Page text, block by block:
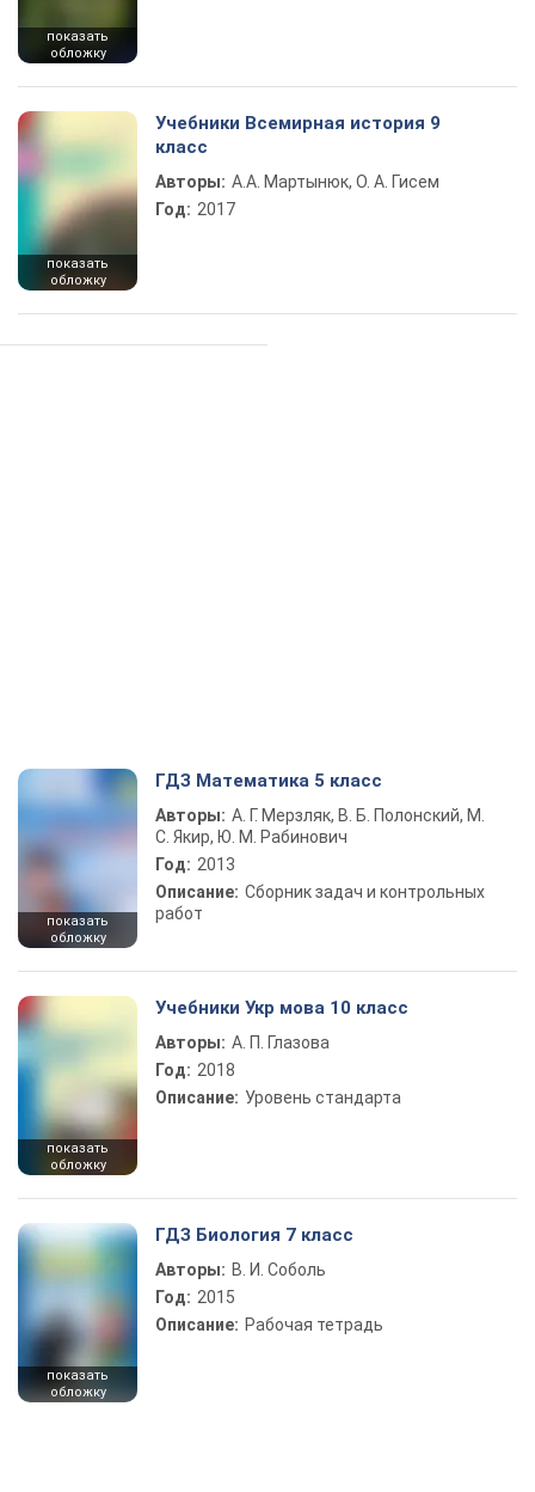
показать
обложку
показать
обложку
Учебники Всемирная история 9
класс
Авторы: А.А. Мартынюк, О. А. Гисем
Год: 2017
показать
обложку
ГДЗ Математика 5 класс
Авторы: А. Г. Мерзляк, В. Б. Полонский, М.
С. Якир, Ю. М. Рабинович
Год: 2013
Описание: Сборник задач и контрольных
работ
показать
обложку
Учебники Укр мова 10 класс
Авторы: А. П. Глазова
Год: 2018
Описание: Уровень стандарта
показать
обложку
ГДЗ Биология 7 класс
Авторы: В. И. Соболь
Год: 2015
Описание: Рабочая тетрадь